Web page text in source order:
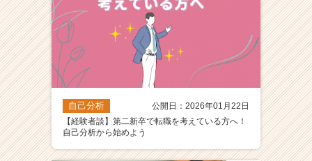
自己分析
公開日：2026年01月22日
【経験者談】第二新卒で転職を考えている方へ！
自己分析から始めよう